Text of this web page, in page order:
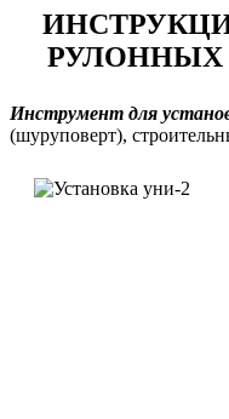
РУЛОННЫХ
Инструмент для
(шуруповерт),